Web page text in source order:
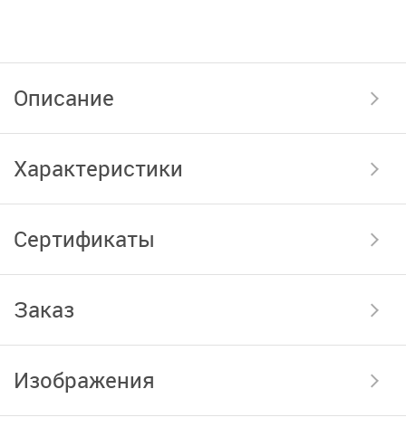
Описание
Характеристики
Сертификаты
Заказ
Изображения